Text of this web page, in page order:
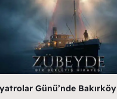
Günü’nde Bakırköy